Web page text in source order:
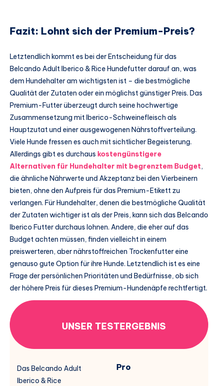
Fazit: Lohnt sich der Premium-Preis?
Letztendlich kommt es bei der Entscheidung für das
Belcando Adult Iberico & Rice Hundefutter darauf an, was
dem Hundehalter am wichtigsten ist – die bestmögliche
Qualität der Zutaten oder ein möglichst günstiger Preis. Das
Premium-Futter überzeugt durch seine hochwertige
Zusammensetzung mit Iberico-Schweinefleisch als
Hauptzutat und einer ausgewogenen Nährstoffverteilung.
Viele Hunde fressen es auch mit sichtlicher Begeisterung.
Allerdings gibt es durchaus kostengünstigere
Alternativen für Hundehalter mit begrenztem Budget,
die ähnliche Nährwerte und Akzeptanz bei den Vierbeinern
bieten, ohne den Aufpreis für das Premium-Etikett zu
verlangen. Für Hundehalter, denen die bestmögliche Qualität
der Zutaten wichtiger ist als der Preis, kann sich das Belcando
Iberico Futter durchaus lohnen. Andere, die eher auf das
Budget achten müssen, finden vielleicht in einem
preiswerteren, aber nährstoffreichen Trockenfutter eine
genauso gute Option für ihre Hunde. Letztendlich ist es eine
Frage der persönlichen Prioritäten und Bedürfnisse, ob sich
der höhere Preis für dieses Premium-Hundenäpfe rechtfertigt.
UNSER TESTERGEBNIS
Das Belcando Adult
Iberico & Rice
Pro